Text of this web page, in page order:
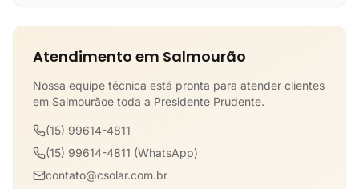
Atendimento em Salmourão
Nossa equipe técnica está pronta para atender clientes
em Salmourãoe toda a Presidente Prudente.
(15) 99614-4811
(15) 99614-4811 (WhatsApp)
contato@csolar.com.br